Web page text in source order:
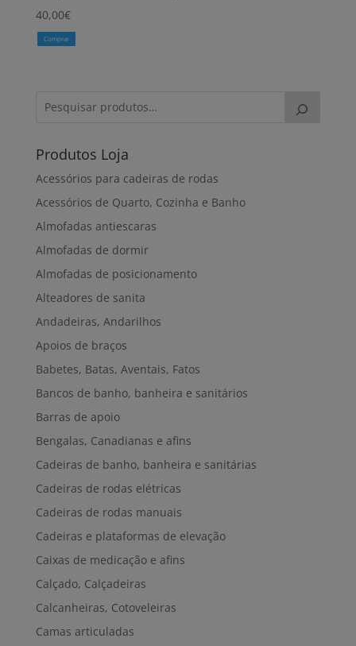
40,00€
Comprar
Produtos Loja
Acessórios para cadeiras de rodas
Acessórios de Quarto, Cozinha e Banho
Almofadas antiescaras
Almofadas de dormir
Almofadas de posicionamento
Alteadores de sanita
Andadeiras, Andarilhos
Apoios de braços
Babetes, Batas, Aventais, Fatos
Bancos de banho, banheira e sanitários
Barras de apoio
Bengalas, Canadianas e afins
Cadeiras de banho, banheira e sanitárias
Cadeiras de rodas elétricas
Cadeiras de rodas manuais
Cadeiras e plataformas de elevação
Caixas de medicação e afins
Calçado, Calçadeiras
Calcanheiras, Cotoveleiras
Camas articuladas